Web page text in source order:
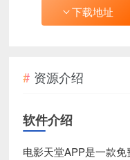
下载地址
资源介绍
软件介绍
电影天堂APP是一款